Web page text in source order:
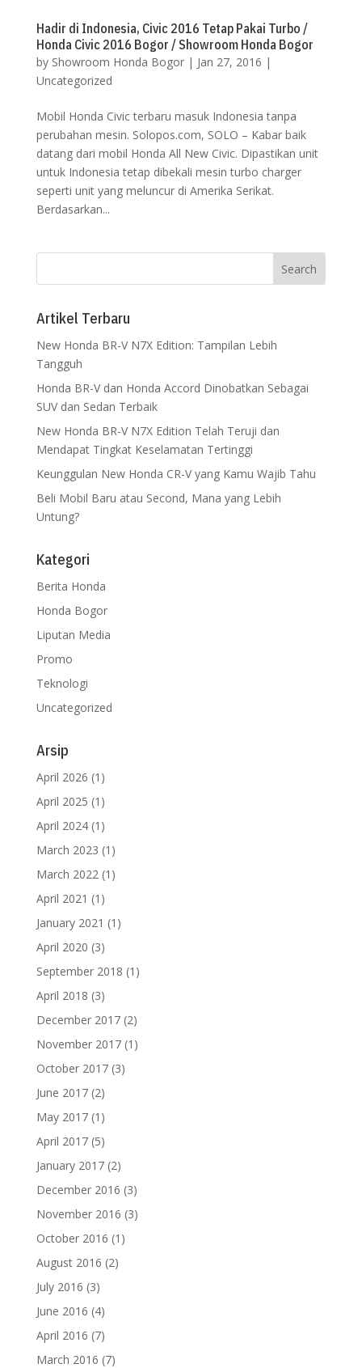
Hadir di Indonesia, Civic 2016 Tetap Pakai Turbo /
Honda Civic 2016 Bogor / Showroom Honda Bogor
by Showroom Honda Bogor| Jan 27, 2016 |
Uncategorized
Mobil Honda Civic terbaru masuk Indonesia tanpa
perubahan mesin. Solopos.com, SOLO – Kabar baik
datang dari mobil Honda All New Civic. Dipastikan unit
untuk Indonesia tetap dibekali mesin turbo charger
seperti unit yang meluncur di Amerika Serikat.
Berdasarkan...
Artikel Terbaru
New Honda BR-V N7X Edition: Tampilan Lebih
Tangguh
Honda BR-V dan Honda Accord Dinobatkan Sebagai
SUV dan Sedan Terbaik
New Honda BR-V N7X Edition Telah Teruji dan
Mendapat Tingkat Keselamatan Tertinggi
Keunggulan New Honda CR-V yang Kamu Wajib Tahu
Beli Mobil Baru atau Second, Mana yang Lebih
Untung?
Kategori
Berita Honda
Honda Bogor
Liputan Media
Promo
Teknologi
Uncategorized
Arsip
April 2026 (1)
April 2025 (1)
April 2024(1)
March 2023 (1)
March 2022(1)
April 2021 (1)
January 2021 (1)
April 2020 (3)
September 2018 (1)
April 2018 (3)
December 2017(2)
November 2017(1)
October 2017(3)
June 2017(2)
May 2017(1)
April 2017(5)
January 2017(2)
December 2016 (3)
November 2016 (3)
October 2016 (1)
August 2016 (2)
July 2016 (3)
June 2016 (4)
April 2016 (7)
March 2016 (7)